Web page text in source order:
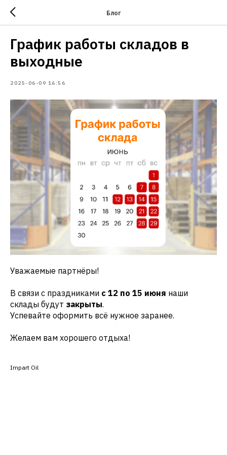
Блог
График работы складов в
выходные
2025-06-09 16:56
Уважаемые партнёры!
В связи с праздниками с 12 по 15 июня наши
склады будут закрыты.
Успевайте оформить всё нужное заранее.
Желаем вам хорошего отдыха!
Impart Oil